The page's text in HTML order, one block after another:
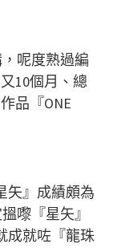
呢度熟過編
10個月、總
品『ONE
矢』成績頗為
嚟『星矢』
成就咗『龍珠